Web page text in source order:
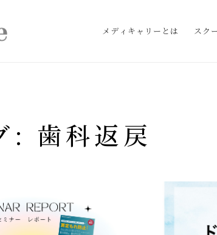
メディキャリーとは スク
: 歯科返戻